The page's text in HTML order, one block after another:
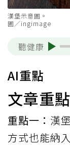
漢堡示意圖。
圖／ingimage
聽健康
AI重點
文章重
重點一： 漢
方式也能納